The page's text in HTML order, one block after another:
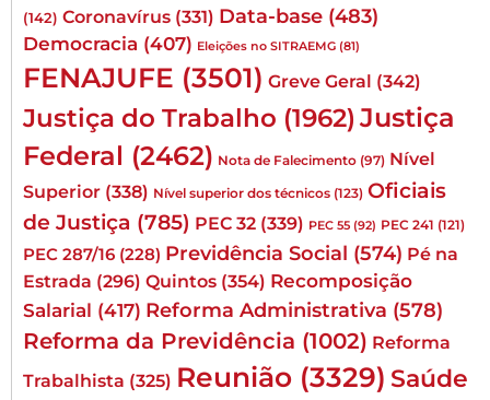
(142) Coronavírus (331) Data-base (483)
Democracia (407) Eleições no SITRAEMG (81)
FENAJUFE (3501) Greve Geral (342)
Justiça do Trabalho (1962) Justiça
Federal (2462) Nota de Falecimento (97) Nível
Superior (338) Nível superior dos técnicos (123) Oficiais
de Justiça (785) PEC 32 (339) PEC 55 (92) PEC 241 (121)
PEC 287/16 (228) Previdência Social (574) Pé na
Estrada (296) Quintos (354) Recomposição
Salarial (417) Reforma Administrativa (578)
Reforma da Previdência (1002) Reforma
Trabalhista (325) Reunião (3329) Saúde